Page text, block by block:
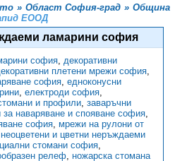
» Област София-град » Община
ЕООД
ламарини софия
софия, декоративни
плетени мрежи софия,
софия, едноконусни
, електроди софия,
и профили, заваръчни
за наваряване и спояване софия,
софия, мрежи на рулони от
неоцветени и цветни неръждаеми
стомани софия,
релеф, ножарска стомана